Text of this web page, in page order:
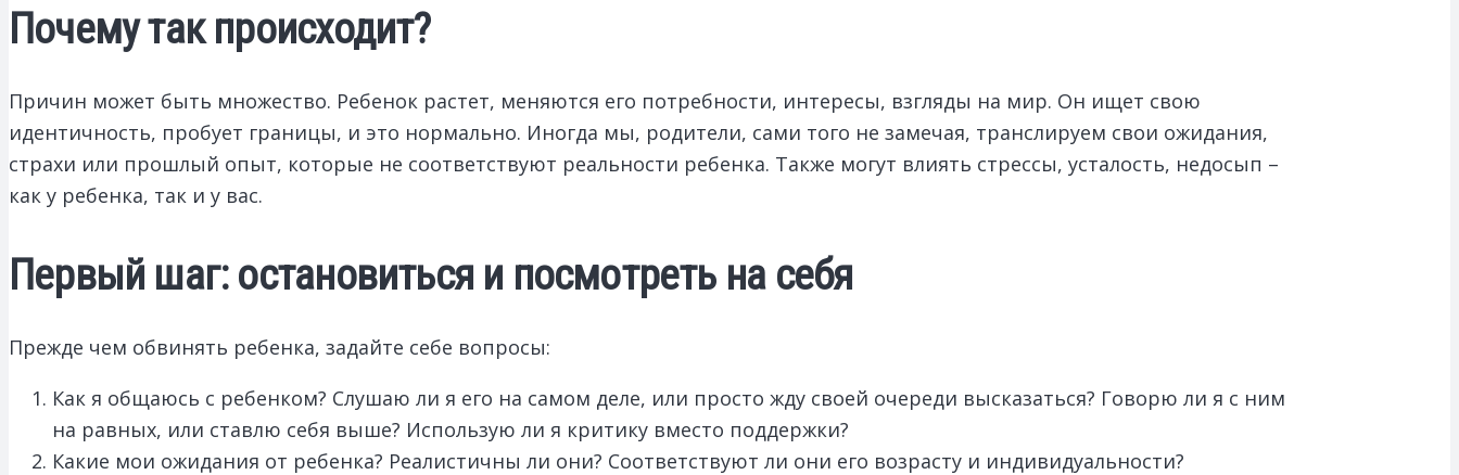
Почему так происходит?
Причин может быть множество. Ребенок растет, меняются его потребности, интересы, взгляды на мир. Он ищет свою
идентичность, пробует границы, и это нормально. Иногда мы, родители, сами того не замечая, транслируем свои ожидания,
страхи или прошлый опыт, которые не соответствуют реальности ребенка. Также могут влиять стрессы, усталость, недосып –
как у ребенка, так и у вас.
Первый шаг: остановиться и посмотреть на себя
Прежде чем обвинять ребенка, задайте себе вопросы:
Как я общаюсь с ребенком? Слушаю ли я его на самом деле, или просто жду своей очереди высказаться? Говорю ли я с ним
на равных, или ставлю себя выше? Использую ли я критику вместо поддержки?
Какие мои ожидания от ребенка? Реалистичны ли они? Соответствуют ли они его возрасту и индивидуальности?